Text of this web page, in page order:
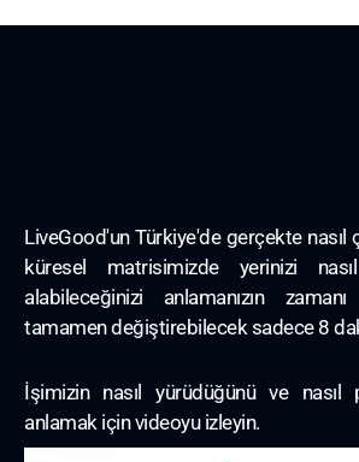
LiveGood'un Türkiye'de gerçekte nasıl
küresel matrisimizde yerinizi
alabileceğinizi anlamanızın zamanı
tamamen değiştirebilecek sadece 8
İşimizin nasıl yürüdüğünü ve nasıl
anlamak için videoyu izleyin.